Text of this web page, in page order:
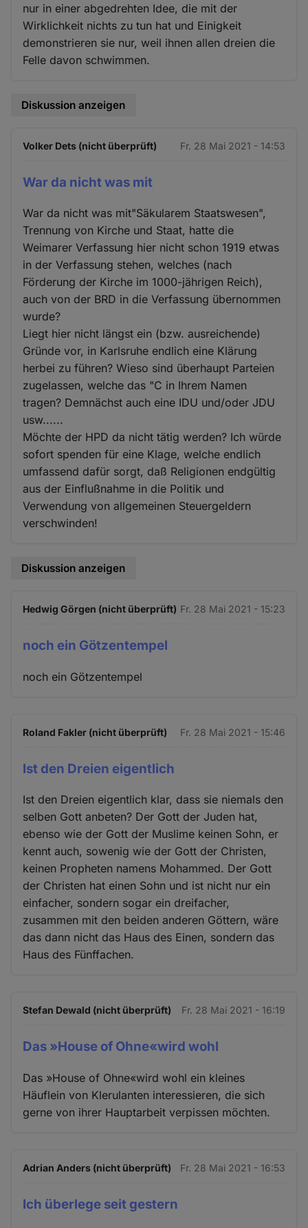
nur in einer abgedrehten Idee, die mit der
Wirklichkeit nichts zu tun hat und Einigkeit
demonstrieren sie nur, weil ihnen allen dreien die
Felle davon schwimmen.
Diskussion anzeigen
Volker Dets (nicht überprüft) Fr. 28 Mai 2021 - 14:53
War da nicht was mit
War da nicht was mit"Säkularem Staatswesen",
Trennung von Kirche und Staat, hatte die
Weimarer Verfassung hier nicht schon 1919 etwas
in der Verfassung stehen, welches (nach
Förderung der Kirche im 1000-jährigen Reich),
auch von der BRD in die Verfassung übernommen
wurde?
Liegt hier nicht längst ein (bzw. ausreichende)
Gründe vor, in Karlsruhe endlich eine Klärung
herbei zu führen? Wieso sind überhaupt Parteien
zugelassen, welche das "C in Ihrem Namen
tragen? Demnächst auch eine IDU und/oder JDU
usw......
Möchte der HPD da nicht tätig werden? Ich würde
sofort spenden für eine Klage, welche endlich
umfassend dafür sorgt, daß Religionen endgültig
aus der Einflußnahme in die Politik und
Verwendung von allgemeinen Steuergeldern
verschwinden!
Diskussion anzeigen
Hedwig Görgen (nicht überprüft) Fr. 28 Mai 2021 - 15:23
noch ein Götzentempel
noch ein Götzentempel
Roland Fakler (nicht überprüft) Fr. 28 Mai 2021 - 15:46
Ist den Dreien eigentlich
Ist den Dreien eigentlich klar, dass sie niemals den
selben Gott anbeten? Der Gott der Juden hat,
ebenso wie der Gott der Muslime keinen Sohn, er
kennt auch, sowenig wie der Gott der Christen,
keinen Propheten namens Mohammed. Der Gott
der Christen hat einen Sohn und ist nicht nur ein
einfacher, sondern sogar ein dreifacher,
zusammen mit den beiden anderen Göttern, wäre
das dann nicht das Haus des Einen, sondern das
Haus des Fünffachen.
Stefan Dewald (nicht überprüft) Fr. 28 Mai 2021 - 16:19
Das »House of Ohne«wird wohl
Das »House of Ohne«wird wohl ein kleines
Häuflein von Klerulanten interessieren, die sich
gerne von ihrer Hauptarbeit verpissen möchten.
Adrian Anders (nicht überprüft) Fr. 28 Mai 2021 - 16:53
Ich überlege seit gestern